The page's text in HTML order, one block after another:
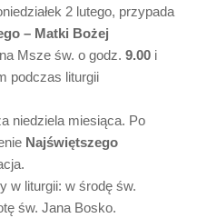
2 lutego, przypada
– Matki Bożej
Msze św. o godz. 9.00 i
podczas liturgii
niedziela miesiąca. Po
Najświętszego
w liturgii: w środę św.
św. Jana Bosko.